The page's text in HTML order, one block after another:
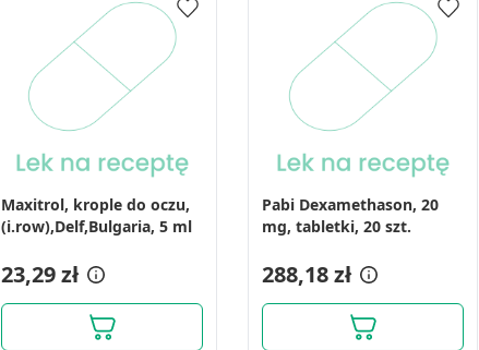
Maxitrol, krople do oczu,
(i.row),Delf,Bulgaria, 5 ml
23,29 zł
Pabi Dexamethason, 20
mg, tabletki, 20 szt.
288,18 zł